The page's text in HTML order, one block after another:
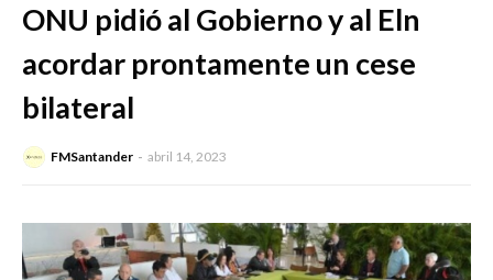
ONU pidió al Gobierno y al Eln
acordar prontamente un cese
bilateral
FMSantander abril 14, 2023